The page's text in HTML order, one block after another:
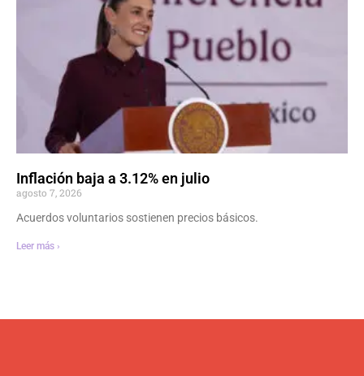
Inflación baja a 3.12% en julio
agosto 7, 2026
Acuerdos voluntarios sostienen precios básicos.
Leer más ›